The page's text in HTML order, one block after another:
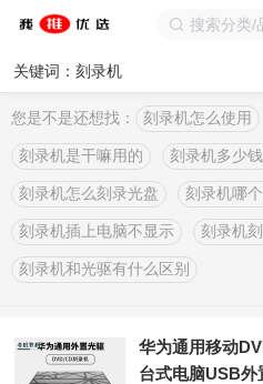
关键词：刻录机
您是不是还想找： 刻录机怎么使用
刻录机是干嘛用的 刻录机多少
刻录机怎么刻录光盘 刻录机哪
刻录机插上电脑不显示 刻录机
刻录机和光驱有什么区别
华为通用移动
台式电脑USB外